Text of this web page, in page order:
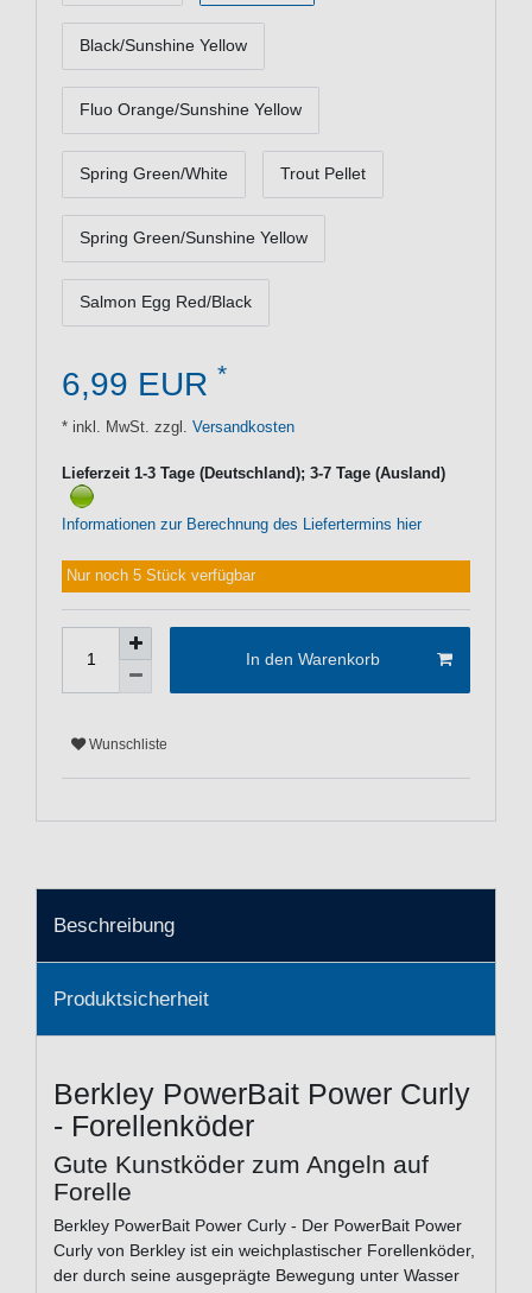
Black/Sunshine Yellow
Fluo Orange/Sunshine Yellow
Spring Green/White Trout Pellet
Spring Green/Sunshine Yellow
Salmon Egg Red/Black
6,99 EUR *
* inkl. MwSt. zzgl. Versandkosten
Lieferzeit 1-3 Tage (Deutschland); 3-7 Tage (Ausland)
Informationen zur Berechnung des Liefertermins hier
Nur noch 5 Stück verfügbar
In den Warenkorb
Wunschliste
Beschreibung
Produktsicherheit
Berkley PowerBait Power Curly
- Forellenköder
Gute Kunstköder zum Angeln auf
Forelle
Berkley PowerBait Power Curly - Der PowerBait Power
Curly von Berkley ist ein weichplastischer Forellenköder,
der durch seine ausgeprägte Bewegung unter Wasser